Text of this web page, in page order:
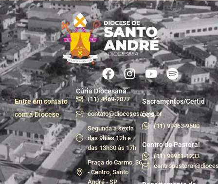
Entre em contato
com a Diocese
Cúria Diocesana
(11) 4469-2077
contato@diocesesa.org.br
Segunda a sexta
das 9h às 12h e
das 13h30 às 17h
Praça do Carmo, 36
- Centro, Santo
André - SP
Sacramentos/Certid
ões
(11) 99463-9500
Centro de Pastoral
(11) 99981-1233